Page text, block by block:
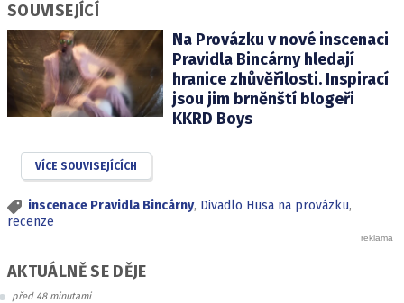
SOUVISEJÍCÍ
Na Provázku v nové inscenaci
Pravidla Bincárny hledají
hranice zhůvěřilosti. Inspirací
jsou jim brněnští blogeři
KKRD Boys
VÍCE SOUVISEJÍCÍCH
inscenace Pravidla Bincárny, Divadlo Husa na provázku,
recenze
AKTUÁLNĚ SE DĚJE
před 48 minutami